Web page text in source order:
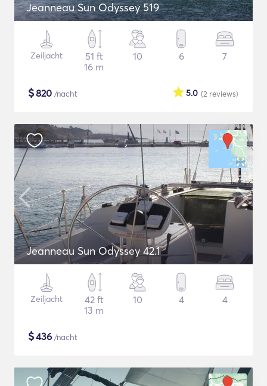
Jeanneau Sun Odyssey 519
Zeiljacht
51 ft
16 m
10 6 7
$820 /nacht (2 reviews)
5.0
Jeanneau Sun Odyssey 42.1
Zeiljacht
42 ft
13 m
10 4 4
$436 /nacht